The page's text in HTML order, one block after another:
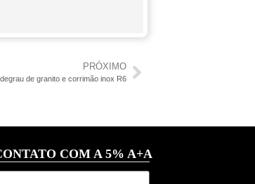
PRÓXIMO
de granito e corrimão inox R6
COM A 5% A+A